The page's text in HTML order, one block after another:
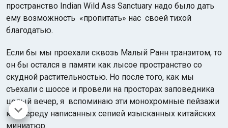
пространство Indian Wild Ass Sanctuary надо было дать
ему возможность «пропитать» нас своей тихой
благодатью.
Если бы мы проехали сквозь Малый Ранн транзитом, то
он бы остался в памяти как лысое пространство со
скудной растительностью. Но после того, как мы
съехали с шоссе и провели на просторах заповедника
целый вечер, я вспоминаю эти монохромные пейзажи
как череду написанных сепией изысканных китайских
миниатюр.